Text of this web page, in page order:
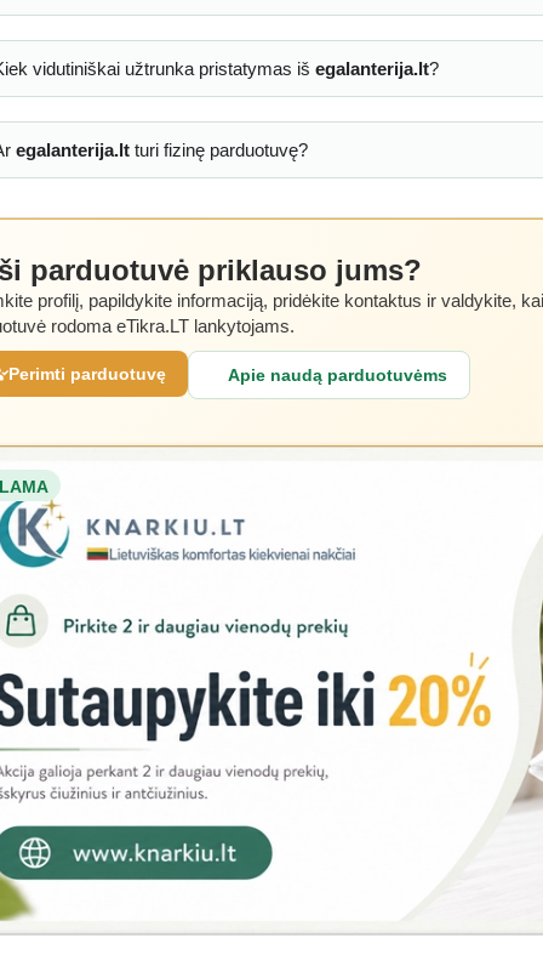
vidutiniškai užtrunka pristatymas iš egalanterija.lt?
egalanterija.ltturi fizinę parduotuvę?
parduotuvė priklauso jums?
profilį, papildykite informaciją, pridėkite kontaktus ir valdykite,
rodoma eTikra.LT lankytojams.
Perimti parduotuvę Apie naudą parduotuvėms